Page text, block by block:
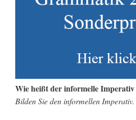
Wie heißt der informelle
Bilden Sie den informellen Imperativ.